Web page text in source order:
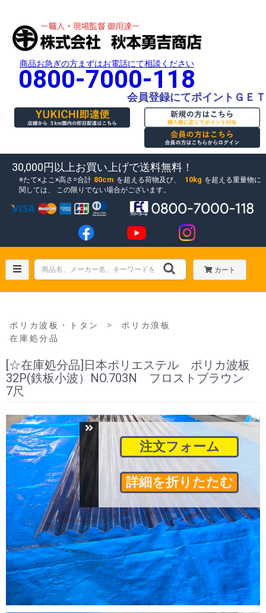
商品お急ぎの方まずはお電話にて相談ください
0800-7000-118
会員登録にてポイントＧＥＴ
30,000円以上お買い上げで送料無料！
たて×よこ×高さ=合計 80cm を超える荷物及び、 10kg を超える重量物に
関しては、
この限りでない場合がございます。
カート
ポリカ波板・トタン ＞
ポリカ浪板
在庫処分品
[☆在庫処分品]日本ポリエステル ポリカ波板
32P(鉄板小波）NO.703N フロストブラウン
7尺
注文フォーム